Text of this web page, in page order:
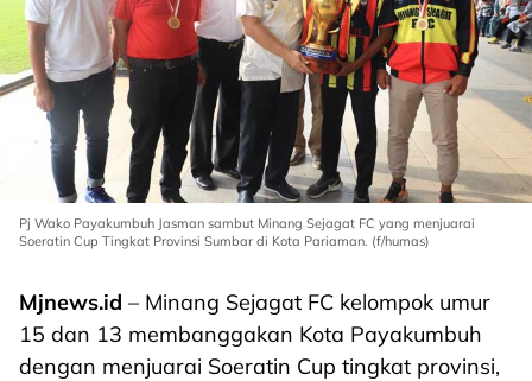
Pj Wako Payakumbuh Jasman sambut Minang Sejagat FC yang menjuarai
Soeratin Cup Tingkat Provinsi Sumbar di Kota Pariaman. (f/humas)
Mjnews.id – Minang Sejagat FC kelompok umur
15 dan 13 membanggakan Kota Payakumbuh
dengan menjuarai Soeratin Cup tingkat provinsi,